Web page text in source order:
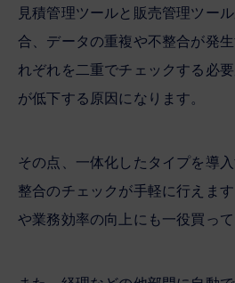
見積管理ツールと販売管理ツー
合、データの重複や不整合が発
れぞれを二重でチェックする必
が低下する原因になります。
その点、一体化したタイプを導
整合のチェックが手軽に行えま
や業務効率の向上にも一役買って